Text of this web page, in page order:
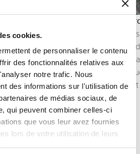
cookies.
de personnaliser le contenu
des fonctionnalités relatives aux
notre trafic. Nous
des informations sur l'utilisation de
de médias sociaux, de
qui peuvent combiner celles-ci
que vous leur avez fournies
lors de votre utilisation de leurs
puis polir les
du mouvement.
les contours des pièces,
la précision du travail
détails.
Côtes
Les
formée
Elles
reflets
ponts.